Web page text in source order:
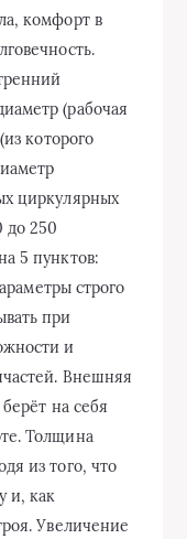
комфорт в
(рабочая
которого
циркулярных
до 250
5 пунктов:
строго
при
и
Внешняя
на себя
Толщина
из того, что
и, как
Увеличение